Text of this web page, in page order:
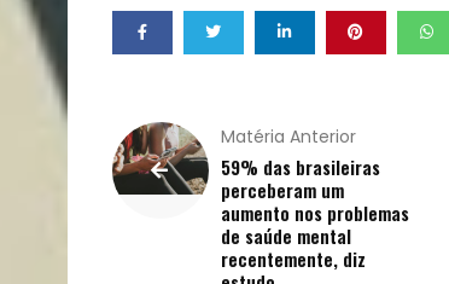
Saúde
QualidadeMatéria Anterior
59% das brasileiras
perceberam um
aumento nos problemas
de saúde mental
recentemente, diz